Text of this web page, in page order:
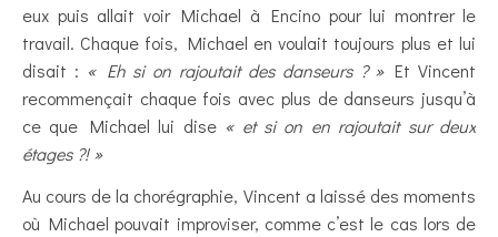
eux puis allait voir Michael à Encino pour lui montrer le
travail. Chaque fois, Michael en voulait toujours plus et lui
disait : « Eh si on rajoutait des danseurs ? »Et Vincent
recommençait chaque fois avec plus de danseurs jusqu’à
ce que Michael lui dise « et si on en rajoutait sur deux
étages ?! »
Au cours de la chorégraphie, Vincent a laissé des moments
où Michael pouvait improviser, comme c’est le cas lors de